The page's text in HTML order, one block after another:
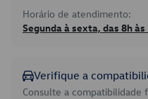
Horário de atendimento:
Segunda à sexta, das 8h às
Verifique a
Consulte a compatibilidade